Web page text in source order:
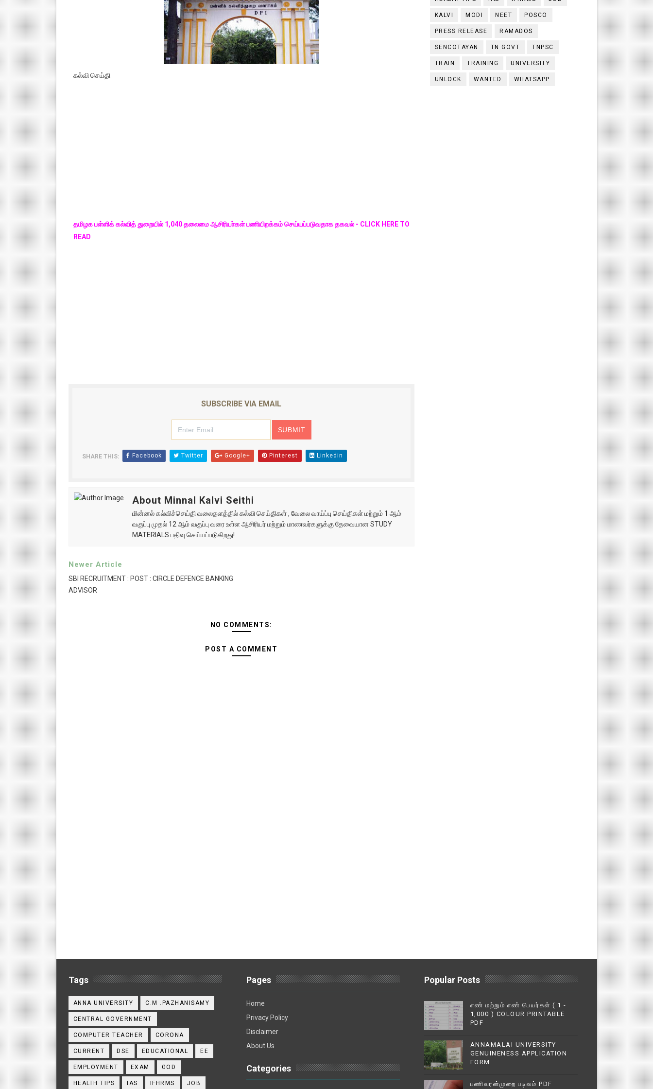
கல்வி செய்தி
தமிழக பள்ளிக் கல்வித் துறையில் 1,040 தலைமை ஆசிரியா்கள் பணியிறக்கம் செய்யப்படுவதாக தகவல் - CLICK HERE TO
READ
SUBSCRIBE VIA EMAIL
SHARE THIS: Facebook Twitter Google+ Pinterest Linkedin
About Minnal Kalvi Seithi
மின்னல் கல்விச்செய்தி வலைதளத்தில் கல்வி செய்திகள் , வேலை வாய்ப்பு செய்திகள் மற்றும் 1 ஆம்
வகுப்பு முதல் 12 ஆம் வகுப்பு வரை உள்ள ஆசிரியர் மற்றும் மாணவர்களுக்கு தேவையான STUDY
MATERIALS பதிவு செய்யப்படுகிறது!
Newer Article
SBI RECRUITMENT : POST : CIRCLE DEFENCE BANKING
ADVISOR
NO COMMENTS:
POST A COMMENT
KALVI MODI NEET POSCO
PRESS RELEASE RAMADOS
SENCOTAYAN TN GOVT TNPSC
TRAIN TRAINING UNIVERSITY
UNLOCK WANTED WHATSAPP
Tags
ANNA UNIVERSITY C.M .PAZHANISAMY
CENTRAL GOVERNMENT
COMPUTER TEACHER CORONA
CURRENT DSE EDUCATIONAL EE
EMPLOYMENT EXAM GOD
HEALTH TIPS IAS IFHRMS JOB
Pages
Home
Privacy Policy
Disclaimer
About Us
Categories
Popular Posts
எண் மற்றும் எண் பெயர்கள் ( 1 -
1,000 ) COLOUR PRINTABLE
PDF
ANNAMALAI UNIVERSITY
GENUINENESS APPLICATION
FORM
பணிவரன்முறை படிவம் PDF